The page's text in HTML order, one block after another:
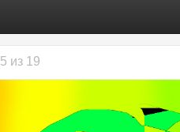
5 из 19